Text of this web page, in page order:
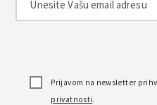
Prijavom na newsletter
privatnosti.